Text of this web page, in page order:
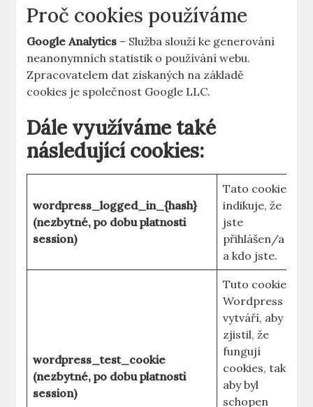
Proč cookies používáme
Google Analytics – Služba slouží ke generování
neanonymních statistik o používání webu.
Zpracovatelem dat získaných na základě
cookies je společnost Google LLC.
Dále využíváme také
následující cookies:
wordpress_logged_in_{hash}
(nezbytné, po dobu platnosti
session)
Tato cookies
indikuje, že
jste
přihlášen/a
a kdo jste.
wordpress_test_cookie
(nezbytné, po dobu platnosti
session)
Tuto cookies
Wordpress
vytváří, aby
zjistil, že
fungují
cookies, tak
aby byl
schopen